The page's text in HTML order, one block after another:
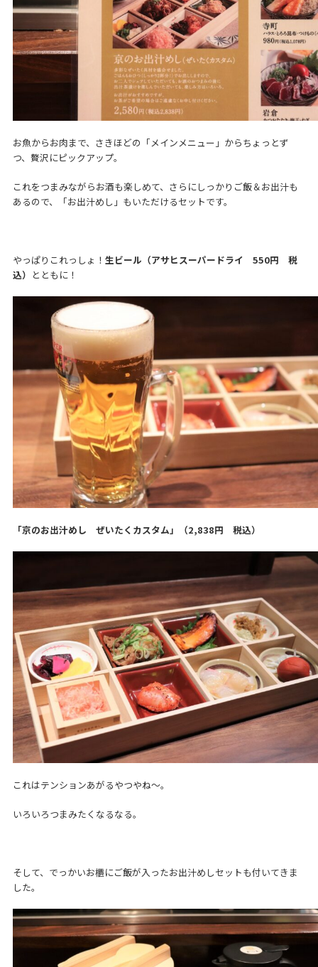
お魚からお肉まで、さきほどの「メインメニュー」からちょっとず
つ、贅沢にピックアップ。
これをつまみながらお酒も楽しめて、さらにしっかりご飯＆お出汁も
あるので、「お出汁めし」もいただけるセットです。
やっぱりこれっしょ！ 生ビール（アサヒスーパードライ 550円 税
込） とともに！
「京のお出汁めし ぜいたくカスタム」（2,838円 税込）
これはテンションあがるやつやね～。
いろいろつまみたくなるなる。
そして、でっかいお櫃にご飯が入ったお出汁めしセットも付いてきま
した。